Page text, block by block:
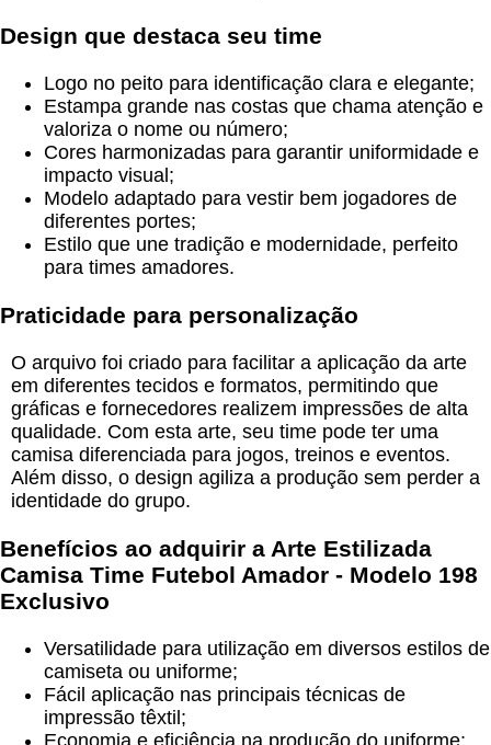
Design que destaca seu time
Logo no peito para identificação clara e elegante;
Estampa grande nas costas que chama atenção e
valoriza o nome ou número;
Cores harmonizadas para garantir uniformidade e
impacto visual;
Modelo adaptado para vestir bem jogadores de
diferentes portes;
Estilo que une tradição e modernidade, perfeito
para times amadores.
Praticidade para personalização
O arquivo foi criado para facilitar a aplicação da arte
em diferentes tecidos e formatos, permitindo que
gráficas e fornecedores realizem impressões de alta
qualidade. Com esta arte, seu time pode ter uma
camisa diferenciada para jogos, treinos e eventos.
Além disso, o design agiliza a produção sem perder a
identidade do grupo.
Benefícios ao adquirir a Arte Estilizada
Camisa Time Futebol Amador - Modelo 198
Exclusivo
Versatilidade para utilização em diversos estilos de
camiseta ou uniforme;
Fácil aplicação nas principais técnicas de
impressão têxtil;
Economia e eficiência na produção do uniforme;